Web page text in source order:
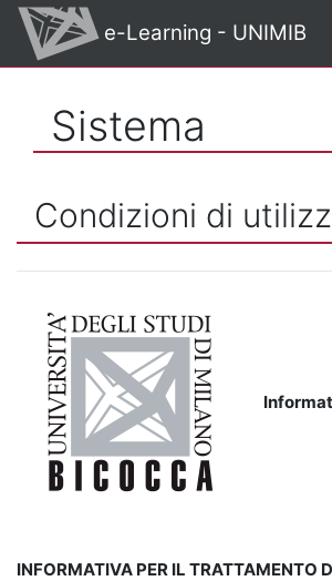
Vai al contenuto principale
e-Learning - UNIMIB
Sistema
Condizioni di
INFORMATIVA PER IL TRATTAMENTO